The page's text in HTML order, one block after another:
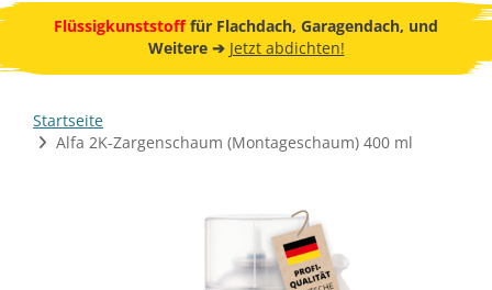
Freunde werben und 10 Prozent sparen!➔ Jetzt
kostenlos anmelden!
Startseite
Alfa 2K-Zargenschaum (Montageschaum) 400 ml